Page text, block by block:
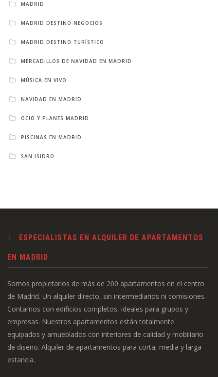
MADRID
MADRID DESTINO NEGOCIOS
MADRID DESTINO TURÍSTICO
MERCADILLOS DE NAVIDAD EN MADRID
MÚSICA EN VIVO
NAVIDAD EN MADRID
OCIO Y PLANES MADRID
PISCINAS EN MADRID
SAN ISIDRO
ESPECIALISTAS EN ALQUILER DE APARTAMENTOS
EN MADRID
Somos propietarios de más de 200 apartamentos en el centro
de Madrid. Un alquiler directo, sin intermediarios ni comisiones.
Contamos con edificios completos, ideales para grupos y
empresas. Nuestros apartamentos están totalmente
equipados y amueblados con interiores de calidad y mobiliario
de diseño. Alquiler de apartamentos para corta, media y larga
estancia.